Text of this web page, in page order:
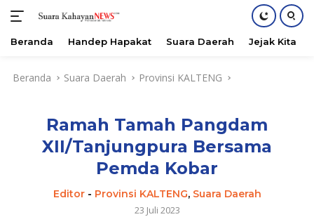
Beranda Handep Hapakat Suara Daerah Jejak Kita
Beranda Suara Daerah Provinsi KALTENG
Ramah Tamah Pangdam
XII/Tanjungpura Bersama
Pemda Kobar
Editor- Provinsi KALTENG, Suara Daerah
23 Juli 2023